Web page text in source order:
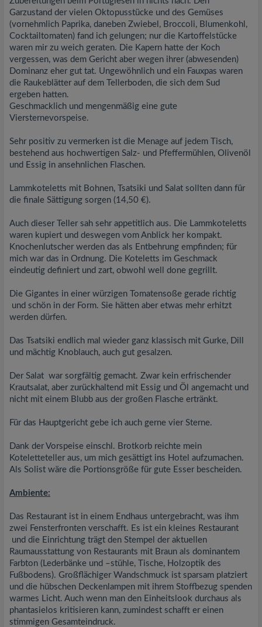
Garzustand der vielen Oktopusstücke und des Gemüses
(vornehmlich Paprika, daneben Zwiebel, Broccoli, Blumenkohl,
Cocktailtomaten) fand ich gelungen; nur die Kartoffelstücke
waren mir zu weich geraten. Die Kapern hatte der Koch
vergessen, was dem Gericht aber wegen ihrer (abwesenden)
Dominanz eher gut tat. Ungewöhnlich und ein Fauxpas waren
die Raukeblätter auf dem Tellerboden, die sich dem Sud
ergeben hatten.
Geschmacklich und mengenmäßig eine gute
Viersternevorspeise.
Sehr positiv zu vermerken ist die Menage auf jedem Tisch,
bestehend aus hochwertigen Salz- und Pfeffermühlen, Olivenöl
und Essig in ansehnlichen Flaschen.
Lammkoteletts mit Bohnen, Tsatsiki und Salat sollten dann für
die finale Sättigung sorgen (14,50 €).
Auch dieser Teller sah sehr appetitlich aus. Die Lammkoteletts
waren kupiert und deswegen vom Anblick her kompakt.
Knochenlutscher werden das als Entbehrung empfinden; für
mich war das in Ordnung. Die Koteletts im Geschmack
eindeutig definiert und zart, obwohl well done gegrillt.
Die Gigantes in einer würzigen Tomatensoße gerade richtig
und schön in der Form. Sie hätten aber etwas mehr erhitzt
werden dürfen.
Das Tsatsiki endlich mal wieder ganz klassisch mit Gurke, Dill
und mächtig Knoblauch, auch gut gesalzen.
Der Salat war sorgfältig gemacht. Zwar kein erfrischender
Krautsalat, aber zurückhaltend mit Essig und Öl angemacht und
nicht mit einem Blubb aus der großen Flasche ertränkt.
Für das Hauptgericht gebe ich auch gerne vier Sterne.
Dank der Vorspeise einschl. Brotkorb reichte mein
Koteletteteller aus, um mich gesättigt ins Hotel aufzumachen.
Als Solist wäre die Portionsgröße für gute Esser bescheiden.
Ambiente:
Das Restaurant ist in einem Endhaus untergebracht, was ihm
zwei Fensterfronten verschafft. Es ist ein kleines Restaurant
und die Einrichtung trägt den Stempel der aktuellen
Raumausstattung von Restaurants mit Braun als dominantem
Farbton (Lederbänke und –stühle, Tische, Holzoptik des
Fußbodens). Großflächiger Wandschmuck ist sparsam platziert
und die hübschen Deckenlampen mit ihrem Stoffbezug spenden
warmes Licht. Auch wenn man den Einheitslook durchaus als
phantasielos kritisieren kann, zumindest schafft er einen
stimmigen Gesamteindruck.